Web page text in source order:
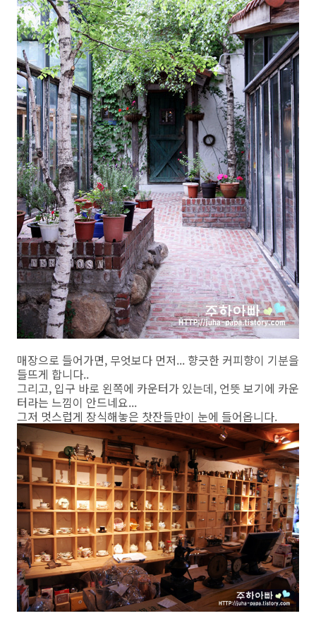
매장으로 들어가면, 무엇보다 먼저... 향긋한 커피향이 기분을
들뜨게 합니다..
그리고, 입구 바로 왼쪽에 카운터가 있는데, 언뜻 보기에 카운
터라는 느낌이 안드네요...
그저 멋스럽게 장식해놓은 찻잔들만이 눈에 들어옵니다.